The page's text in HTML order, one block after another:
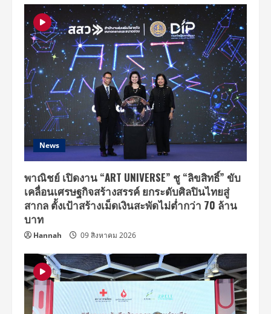
News
พาณิชย์ เปิดงาน “ART UNIVERSE” ชู “ลิขสิทธิ์” ขับ
เคลื่อนเศรษฐกิจสร้างสรรค์ ยกระดับศิลปินไทยสู่
สากล ตั้งเป้าสร้างเม็ดเงินสะพัดไม่ต่ำกว่า 70 ล้าน
บาท
Hannah 09 สิงหาคม 2026